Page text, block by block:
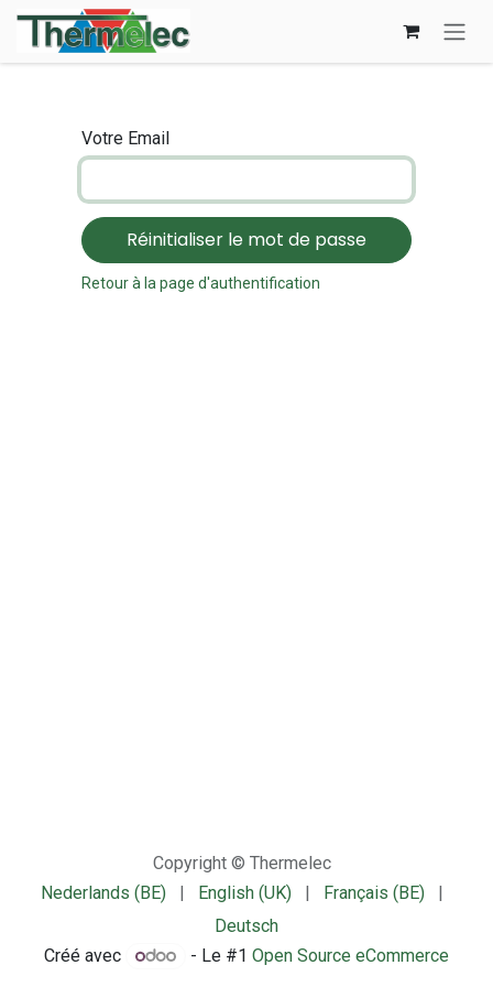
Se rendre au contenu
Votre Email
Réinitialiser le mot de passe
Retour à la page d'authentification
Copyright © Thermelec
Nederlands (BE)
| English (UK) | Français (BE)
|
Deutsch
Créé avec
- Le #1 Open Source eCommerce